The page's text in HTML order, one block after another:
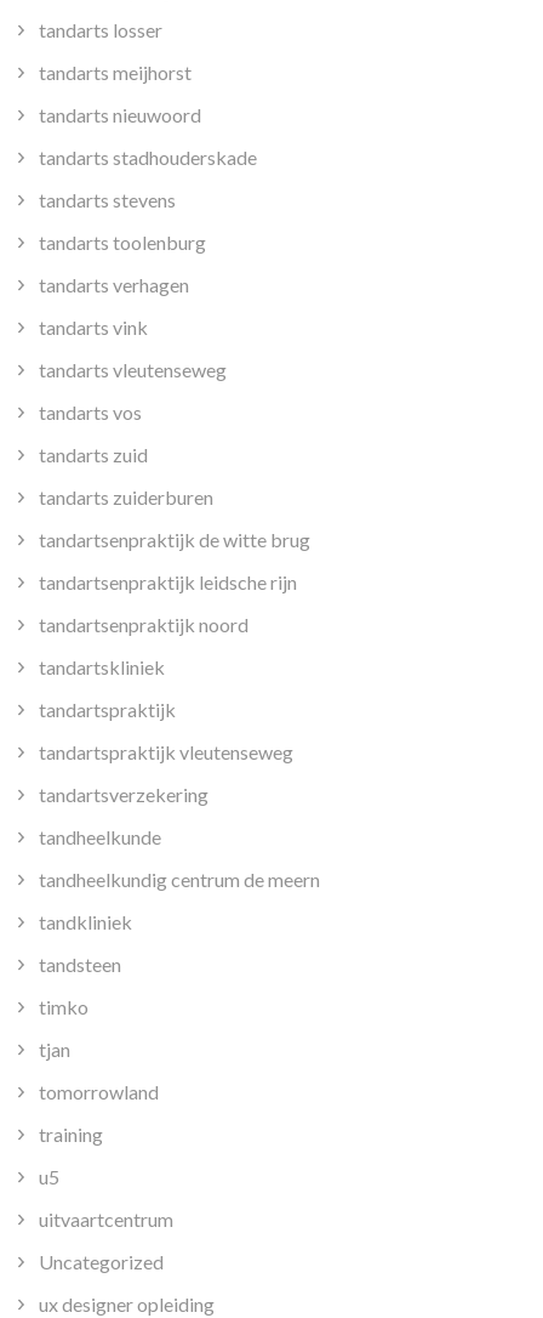
tandarts losser
tandarts meijhorst
tandarts nieuwoord
tandarts stadhouderskade
tandarts stevens
tandarts toolenburg
tandarts verhagen
tandarts vink
tandarts vleutenseweg
tandarts vos
tandarts zuid
tandarts zuiderburen
tandartsenpraktijk de witte brug
tandartsenpraktijk leidsche rijn
tandartsenpraktijk noord
tandartskliniek
tandartspraktijk
tandartspraktijk vleutenseweg
tandartsverzekering
tandheelkunde
tandheelkundig centrum de meern
tandkliniek
tandsteen
timko
tjan
tomorrowland
training
u5
uitvaartcentrum
Uncategorized
ux designer opleiding